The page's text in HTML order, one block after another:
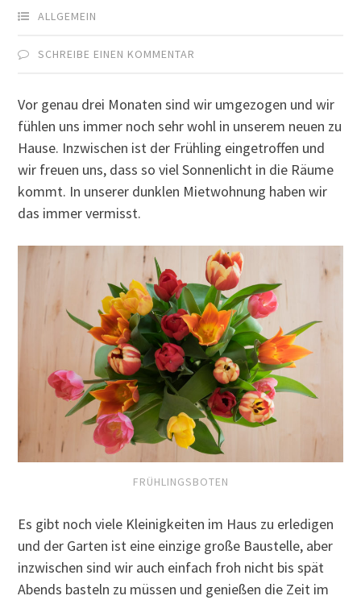
ALLGEMEIN
SCHREIBE EINEN KOMMENTAR
Vor genau drei Monaten sind wir umgezogen und wir
fühlen uns immer noch sehr wohl in unserem neuen zu
Hause. Inzwischen ist der Frühling eingetroffen und
wir freuen uns, dass so viel Sonnenlicht in die Räume
kommt. In unserer dunklen Mietwohnung haben wir
das immer vermisst.
FRÜHLINGSBOTEN
Es gibt noch viele Kleinigkeiten im Haus zu erledigen
und der Garten ist eine einzige große Baustelle, aber
inzwischen sind wir auch einfach froh nicht bis spät
Abends basteln zu müssen und genießen die Zeit im